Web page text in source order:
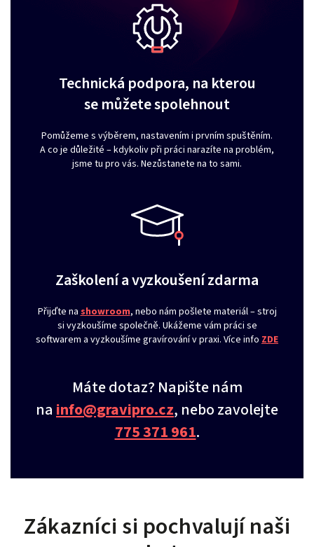
Technická podpora, na kterou
se můžete spolehnout
Pomůžeme s výběrem, nastavením i prvním spuštěním.
A co je důležité – kdykoliv při práci narazíte na problém,
jsme tu pro vás. Nezůstanete na to sami.
Zaškolení a vyzkoušení zdarma
Přijďte nashowroom, nebo nám pošlete materiál – stroj
si vyzkoušíme společně. Ukážeme vám práci se
softwarem a vyzkoušíme gravírování v praxi. Více info ZDE
Máte dotaz? Napište nám
na info@gravipro.cz, nebo zavolejte
775 371 961.
Zákazníci si pochvalují naši